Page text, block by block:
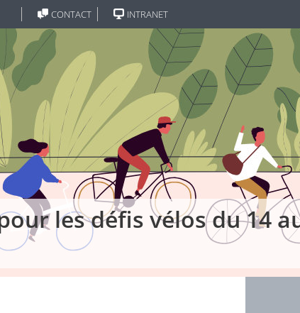
CONTACT INTRANET
les défis vélos du 14